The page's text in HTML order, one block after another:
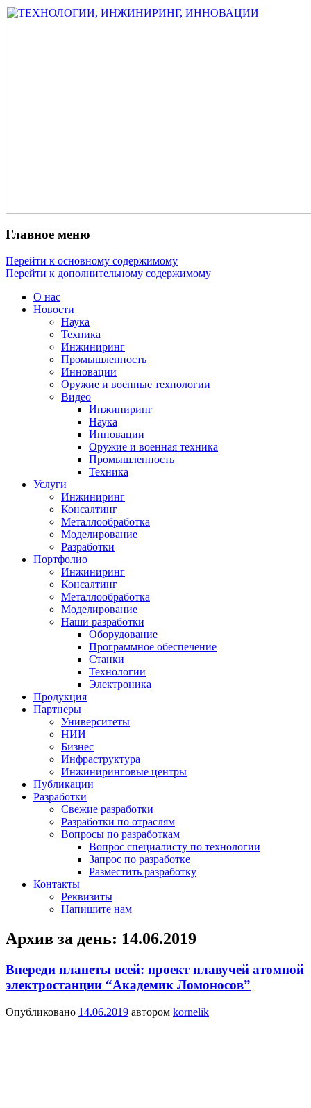
Главное меню
Перейти к основному содержимому
Перейти к дополнительному содержимому
О нас
Новости
Наука
Техника
Инжиниринг
Промышленность
Инновации
Оружие и военные технологии
Видео
Инжиниринг
Наука
Инновации
Оружие и военная техника
Промышленность
Техника
Услуги
Инжиниринг
Консалтинг
Металлообработка
Моделирование
Разработки
Портфолио
Инжиниринг
Консалтинг
Металлообработка
Моделирование
Наши разработки
Оборудование
Программное обеспечение
Станки
Технологии
Электроника
Продукция
Партнеры
Университеты
НИИ
Бизнес
Инфраструктура
Инжиниринговые центры
Публикации
Разработки
Свежие разработки
Разработки по отраслям
Вопросы по разработкам
Вопрос специалисту по технологии
Запрос по разработке
Разместить разработку
Контакты
Реквизиты
Напишите нам
Архив за день: 14.06.2019
Впереди планеты всей: проект плавучей атомной
электростанции “Академик Ломоносов”
Опубликовано 14.06.2019 автором kornelik